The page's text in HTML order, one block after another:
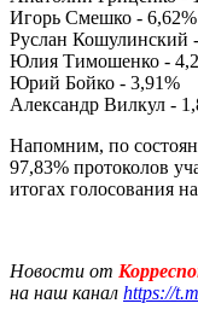
Игорь Смешко - 6,62%
Руслан Кошулинский
Юлия Тимошенко -
Юрий Бойко - 3,91%
Александр Вилкул -
Напомним, по
97,83% протоколов
итогах голосования
Новости от
на наш канал https://